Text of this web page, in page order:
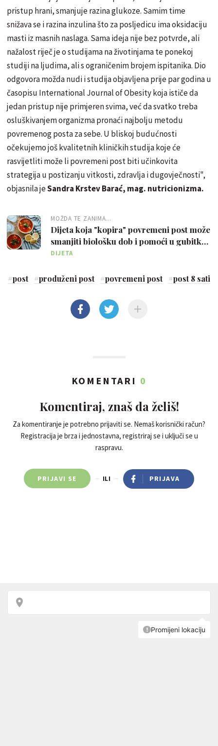
pristup hrani, smanjuje razina glukoze. Samim time
snižava se i razina inzulina što za posljedicu ima oksidaciju
masti iz masnih naslaga. Sama ideja nije bez potvrde, ali
nažalost riječ je o studijama na životinjama te ponekoj
studiji na ljudima, ali s ograničenim brojem ispitanika. Dio
odgovora možda nudi i studija objavljena prije par godina u
časopisu International Journal of Obesity koja ističe da
jedan pristup nije primjeren svima, već da svatko treba
osluškivanjem organizma pronaći najbolju metodu
povremenog posta za sebe. U bliskoj budućnosti
očekujemo još kvalitetnih kliničkih studija koje će
rasvijetliti može li povremeni post biti učinkovita
strategija u postizanju vitkosti, zdravlja i dugovječnosti",
objasnila jeSandra Krstev Barać, mag. nutricionizma.
MOŽDA TE ZANIMA...
Dijeta koja "kopira" povremeni post može
smanjiti biološku dob i pomoći u gubitku
kilograma
DIJETA
#post #produženi post #povremeni post #post 8 sati
KOMENTARI 0
Komentiraj, znaš da želiš!
Za komentiranje je potrebno prijaviti se. Nemaš korisnički račun?
Registracija je brza i jednostavna, registriraj se i uključi se u
raspravu.
PRIJAVI SE ILI PRIJAVA